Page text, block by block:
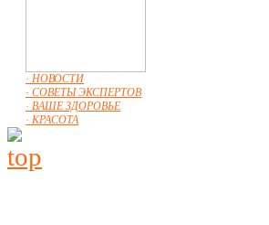
· НОВОСТИ
· СОВЕТЫ ЭКСПЕРТОВ
· ВАШЕ ЗДОРОВЬЕ
· КРАСОТА